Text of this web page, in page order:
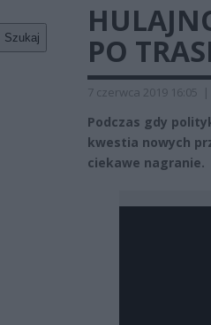
Szukaj
PO
7 czerwca 2019 16:05 |
Podczas gdy
kwestia nowych
ciekawe nagranie.